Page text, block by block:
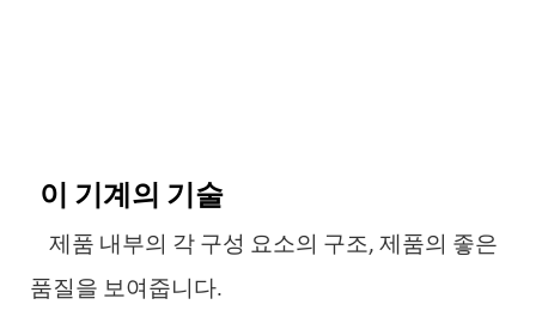
이 기계의 기술
제품 내부의 각 구성 요소의 구조, 제품의 좋은
품질을 보여줍니다.